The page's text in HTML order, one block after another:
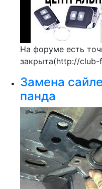
На форуме есть
закрыта(http://club-
Замена
панда